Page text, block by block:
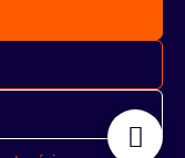
сердца многих людей.
«кальянный табак» или
а сразу отправляйся в наш
магазин и совершай покупки.